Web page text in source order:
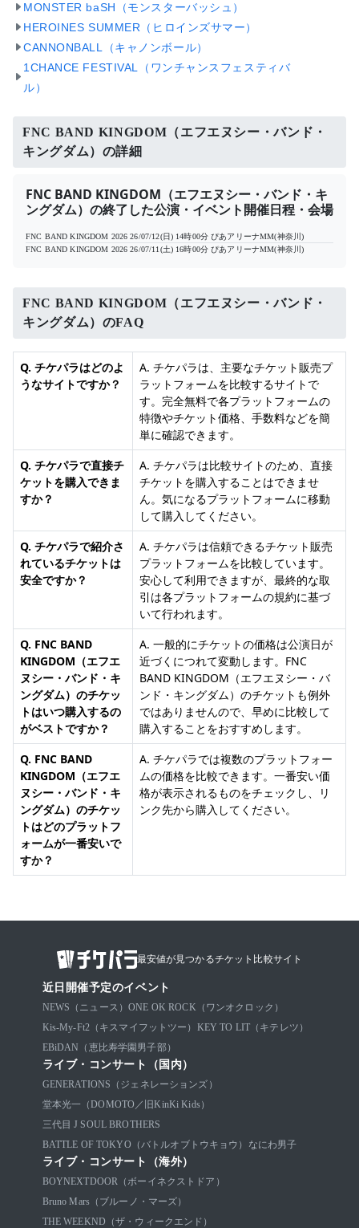
MONSTER baSH（モンスターバッシュ）
HEROINES SUMMER（ヒロインズサマー）
CANNONBALL（キャノンボール）
1CHANCE FESTIVAL（ワンチャンスフェスティバ
ル）
FNC BAND KINGDOM（エフエヌシー・バンド・
キングダム）の詳細
FNC BAND KINGDOM（エフエヌシー・バンド・キ
ングダム）の終了した公演・イベント開催日程・会場
FNC BAND KINGDOM 2026 26/07/12(日) 14時00分 ぴあアリーナMM(神奈川)
FNC BAND KINGDOM 2026 26/07/11(土) 16時00分 ぴあアリーナMM(神奈川)
FNC BAND KINGDOM（エフエヌシー・バンド・
キングダム）のFAQ
Q. チケパラはどのよ
うなサイトですか？
A. チケパラは、主要なチケット販売プ
ラットフォームを比較するサイトで
す。完全無料で各プラットフォームの
特徴やチケット価格、手数料などを簡
単に確認できます。
Q. チケパラで直接チ
ケットを購入できま
すか？
A. チケパラは比較サイトのため、直接
チケットを購入することはできませ
ん。気になるプラットフォームに移動
して購入してください。
Q. チケパラで紹介さ
れているチケットは
安全ですか？
A. チケパラは信頼できるチケット販売
プラットフォームを比較しています。
安心して利用できますが、最終的な取
引は各プラットフォームの規約に基づ
いて行われます。
Q. FNC BAND
KINGDOM（エフエ
ヌシー・バンド・キ
ングダム）のチケッ
トはいつ購入するの
がベストですか？
A. 一般的にチケットの価格は公演日が
近づくにつれて変動します。FNC
BAND KINGDOM（エフエヌシー・バ
ンド・キングダム）のチケットも例外
ではありませんので、早めに比較して
購入することをおすすめします。
Q. FNC BAND
KINGDOM（エフエ
ヌシー・バンド・キ
ングダム）のチケッ
トはどのプラットフ
ォームが一番安いで
すか？
A. チケパラでは複数のプラットフォー
ムの価格を比較できます。一番安い価
格が表示されるものをチェックし、リ
ンク先から購入してください。
最安値が見つかるチケット比較サイト
近日開催予定のイベント
NEWS（ニュース） ONE OK ROCK（ワンオクロック）
Kis-My-Ft2（キスマイフットツー） KEY TO LIT（キテレツ）
EBiDAN（恵比寿学園男子部）
ライブ・コンサート（国内）
GENERATIONS（ジェネレーションズ）
堂本光一（DOMOTO／旧KinKi Kids）
三代目 J SOUL BROTHERS
BATTLE OF TOKYO（バトルオブトウキョウ）
なにわ男子
ライブ・コンサート（海外）
BOYNEXTDOOR（ボーイネクストドア）
Bruno Mars（ブルーノ・マーズ）
THE WEEKND（ザ・ウィークエンド）